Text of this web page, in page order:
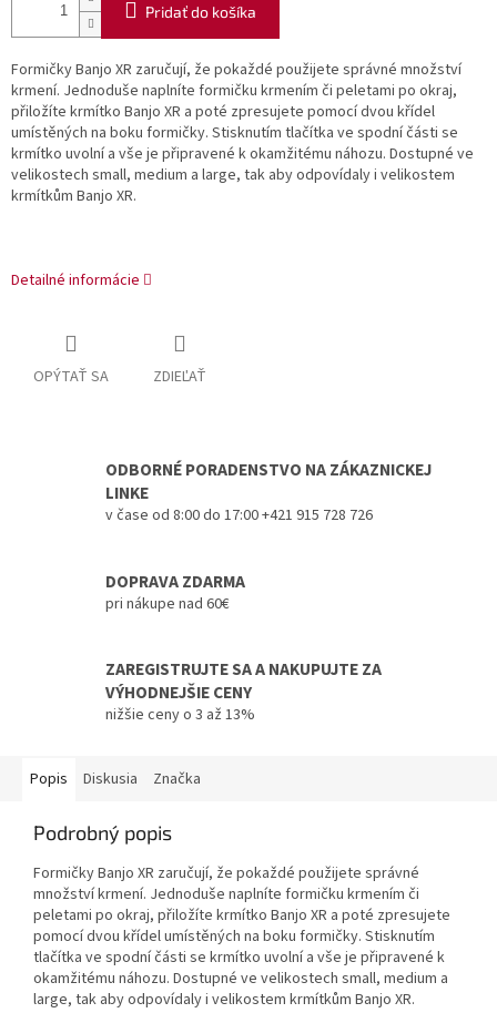
Pridať do košíka
Formičky Banjo XR zaručují, že pokaždé použijete správné množství
krmení. Jednoduše naplníte formičku krmením či peletami po okraj,
přiložíte krmítko Banjo XR a poté zpresujete pomocí dvou křídel
umístěných na boku formičky. Stisknutím tlačítka ve spodní části se
krmítko uvolní a vše je připravené k okamžitému náhozu. Dostupné ve
velikostech small, medium a large, tak aby odpovídalyi velikostem
krmítkům Banjo XR.
Detailné informácie
OPÝTAŤ SA ZDIEĽAŤ
ODBORNÉ PORADENSTVO NA ZÁKAZNICKEJ
LINKE
v čase od 8:00 do 17:00 +421 915 728 726
DOPRAVA ZDARMA
pri nákupe nad 60€
ZAREGISTRUJTE SA A NAKUPUJTE ZA
VÝHODNEJŠIE CENY
nižšie ceny o 3 až 13%
Popis Diskusia Značka
Podrobný popis
Formičky Banjo XR zaručují, že pokaždé použijete správné
množství krmení. Jednoduše naplníte formičku krmením či
peletami po okraj, přiložíte krmítko Banjo XR a poté zpresujete
pomocí dvou křídel umístěných na boku formičky. Stisknutím
tlačítka ve spodní části se krmítko uvolní a vše je připravené k
okamžitému náhozu. Dostupné ve velikostech small, medium a
large, tak aby odpovídalyi velikostem krmítkům Banjo XR.